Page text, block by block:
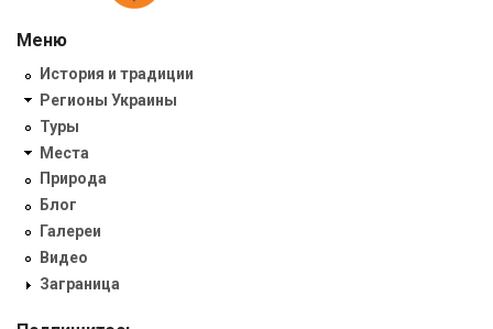
Меню
История и традиции
Регионы Украины
Туры
Места
Природа
Блог
Галереи
Видео
Заграница